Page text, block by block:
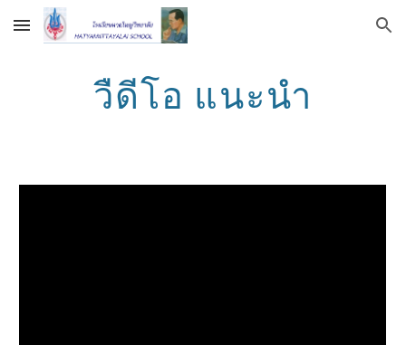
Skip to main content Skip to navigation
วืดีโอ แนะนำ